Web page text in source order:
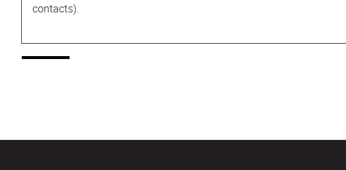
contacts).